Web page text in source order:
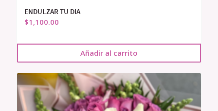
ENDULZAR TU DIA
$1,100.00
Añadir al carrito